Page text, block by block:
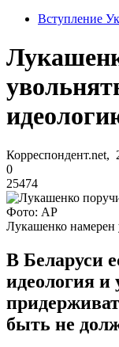
Вступление
Корреспондент.net,
0
25474
Фото: AP
Лукашенко намерен
В Беларуси
идеология и
быть не